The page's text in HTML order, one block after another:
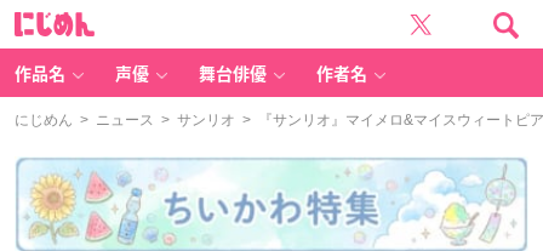
作品名 声優 舞台俳優 作者名
にじめん > ニュース > サンリオ > 『サンリオ』マイメロ&マイスウィートピ